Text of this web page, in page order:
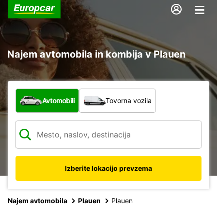
Najem avtomobila in kombija v Plauen
Katera vrsta vozila?
Avtomobili Tovorna vozila
Izberite lokacijo prevzema
Najem avtomobila Plauen Plauen